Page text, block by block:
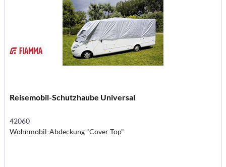
Reisemobil-Schutzhaube Universal
42060
Wohnmobil-Abdeckung "Cover Top"